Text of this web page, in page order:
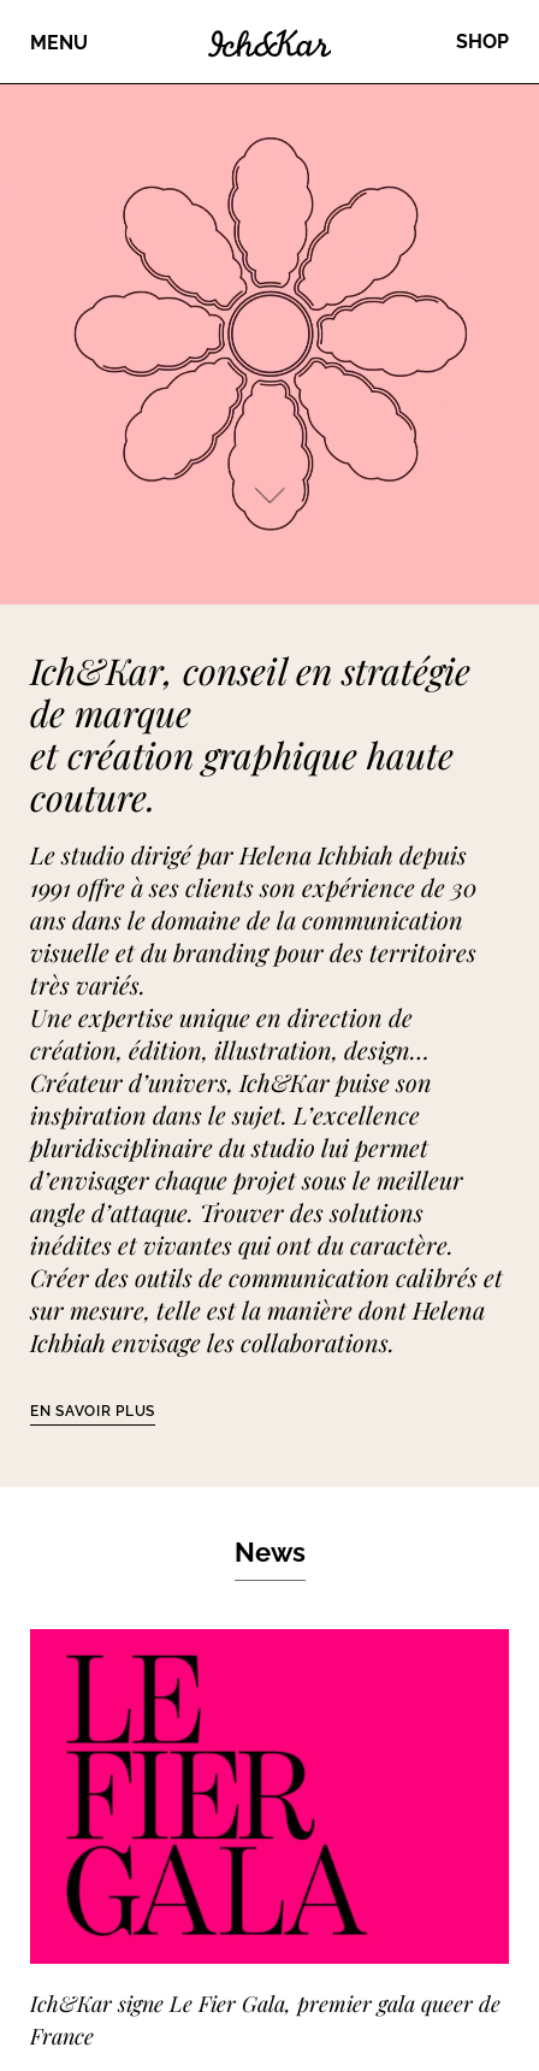
MENU SHOP
Ich&Kar, conseil en stratégie
de marque
et création graphique haute
couture.
Le studio dirigé par Helena Ichbiah depuis
1991 offre à ses clients son expérience de 30
ans dans le domaine de la communication
visuelle et du branding pour des territoires
très variés.
Une expertise unique en direction de
création, édition, illustration, design…
Créateur d’univers, Ich&Kar puise son
inspiration dans le sujet. L’excellence
pluridisciplinaire du studio lui permet
d’envisager chaque projet sous le meilleur
angle d’attaque. Trouver des solutions
inédites et vivantes qui ont du caractère.
Créer des outils de communication calibrés et
sur mesure, telle est la manière dont Helena
Ichbiah envisage les collaborations.
EN SAVOIR PLUS
News
Ich&Kar signe Le Fier Gala, premier gala queer de
France